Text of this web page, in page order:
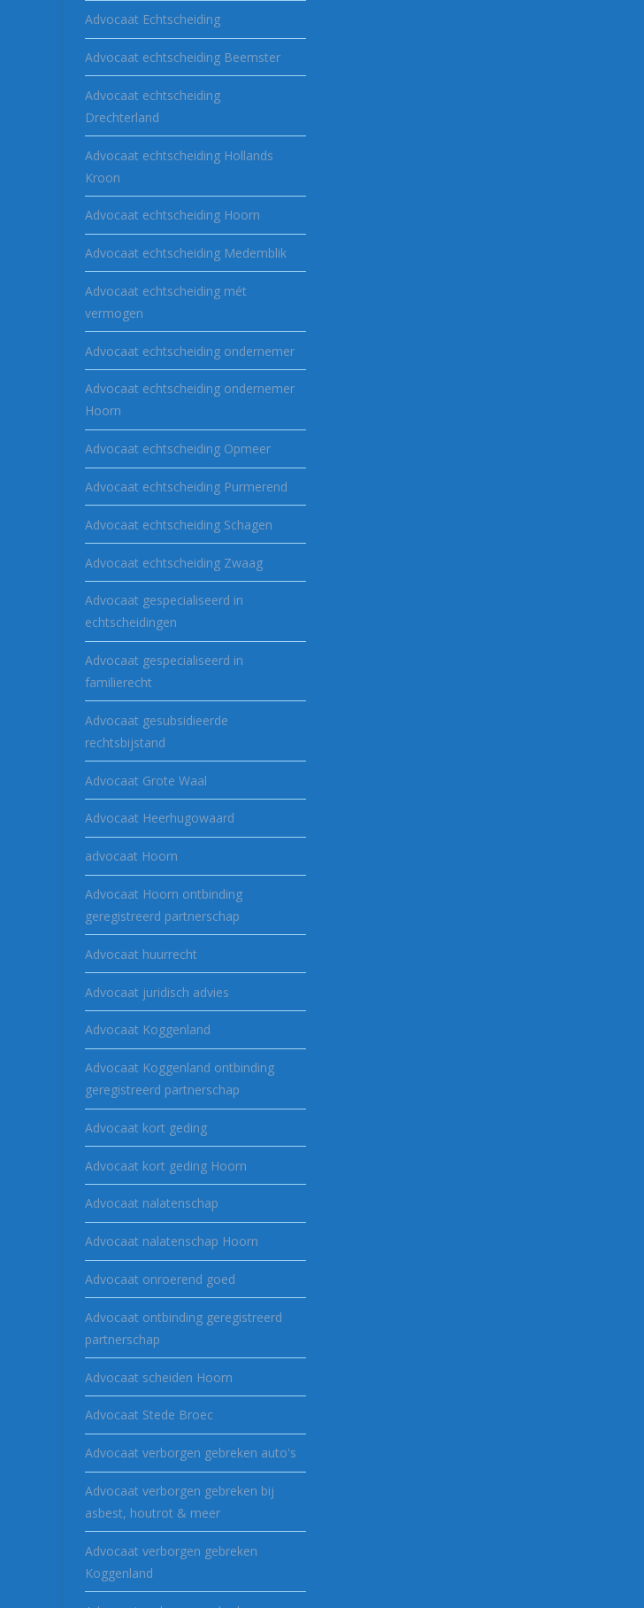
Advocaat Echtscheiding
Advocaat echtscheiding Beemster
Advocaat echtscheiding
Drechterland
Advocaat echtscheiding Hollands
Kroon
Advocaat echtscheiding Hoorn
Advocaat echtscheiding Medemblik
Advocaat echtscheiding mét
vermogen
Advocaat echtscheiding ondernemer
Advocaat echtscheiding ondernemer
Hoorn
Advocaat echtscheiding Opmeer
Advocaat echtscheiding Purmerend
Advocaat echtscheiding Schagen
Advocaat echtscheiding Zwaag
Advocaat gespecialiseerd in
echtscheidingen
Advocaat gespecialiseerd in
familierecht
Advocaat gesubsidieerde
rechtsbijstand
Advocaat Grote Waal
Advocaat Heerhugowaard
advocaat Hoorn
Advocaat Hoorn ontbinding
geregistreerd partnerschap
Advocaat huurrecht
Advocaat juridisch advies
Advocaat Koggenland
Advocaat Koggenland ontbinding
geregistreerd partnerschap
Advocaat kort geding
Advocaat kort geding Hoorn
Advocaat nalatenschap
Advocaat nalatenschap Hoorn
Advocaat onroerend goed
Advocaat ontbinding geregistreerd
partnerschap
Advocaat scheiden Hoorn
Advocaat Stede Broec
Advocaat verborgen gebreken auto's
Advocaat verborgen gebreken bij
asbest, houtrot & meer
Advocaat verborgen gebreken
Koggenland